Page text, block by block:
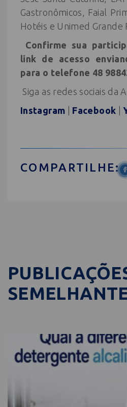
Gastronômicos, Faial
Hotéis e Unimed Grande
Confirme sua
link de acesso
para o telefone 48
Siga as redes sociais da
Instagram
Facebook |
COMPARTILHE: